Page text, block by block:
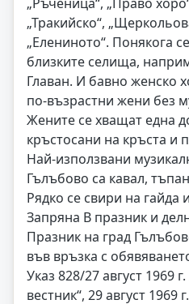
„Тракийско“,
„Елениното“. Понякога
близките селища,
Главан. И бавно женско
по-възрастни жени без
Жените се хващат една
кръстосани на кръста и
Най-използвани
Гълъбово са кавал,
Рядко се свири на гайда
Запряна В празник и
Празник на град
във връзка с
Указ 828/27 август 1969
вестник“, 29 август